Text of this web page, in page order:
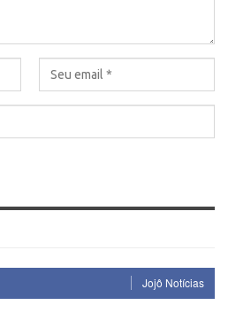
Jojô Notícias